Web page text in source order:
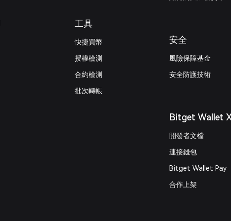
工具
快捷買幣
授權檢測
合約檢測
批次轉帳
安全
風險保障基金
安全防護技術
Bitget Wallet
開發者文檔
連接錢包
Bitget Wallet Pay
合作上架